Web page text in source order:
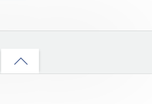
Back